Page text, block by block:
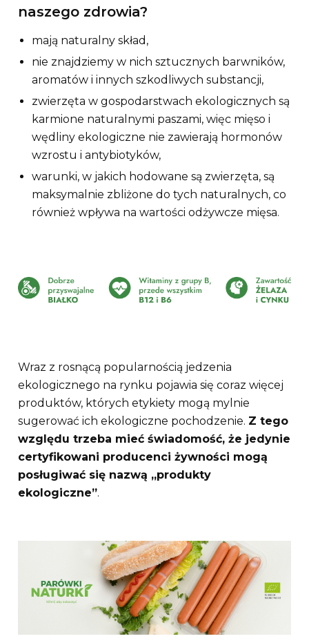
naszego zdrowia?
mają naturalny skład,
nie znajdziemy w nich sztucznych barwników,
aromatów i innych szkodliwych substancji,
zwierzęta w gospodarstwach ekologicznych są
karmione naturalnymi paszami, więc mięso i
wędliny ekologiczne nie zawierają hormonów
wzrostu i antybiotyków,
warunki, w jakich hodowane są zwierzęta, są
maksymalnie zbliżone do tych naturalnych, co
również wpływa na wartości odżywcze mięsa.
Wraz z rosnącą popularnością jedzenia
ekologicznego na rynku pojawia się coraz więcej
produktów, których etykiety mogą mylnie
sugerować ich ekologiczne pochodzenie. Z tego
względu trzeba mieć świadomość, że jedynie
certyfikowani producenci żywności mogą
posługiwać się nazwą „produkty
ekologiczne”.